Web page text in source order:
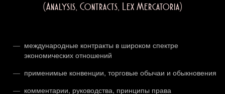
(Analysis, Contracts, Lex Mercatoria)
международные контракты в широком спектре
экономических отношений
применимые конвенции, торговые обычаи и обыкновения
комментарии, руководства, принципы права